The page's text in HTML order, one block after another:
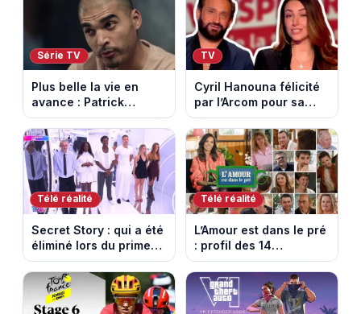
Série TV
Plus belle la vie en
avance : Patrick
Nebout est-il mort ?
Episode du 10 août
2026 (spoiler)
TV
Cyril Hanouna félicité
par l’Arcom pour sa
maîtrise de l’antenne
face aux propos de
Delphine Wespiser sur
le cancer
Télé réalité
Secret Story : qui a été
éliminé lors du prime
du 6 août 2026 sur
TMC ?
Télé réalité
L’Amour est dans le pré
: profil des 14
agriculteurs, speed
dating inédit et de
nouvelles histoires
d’amour